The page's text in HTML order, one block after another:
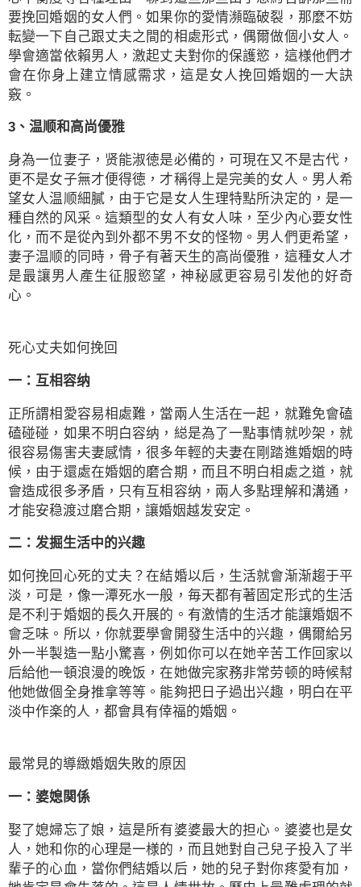
要挽回婚姻的女人們。如果你的愛情瀕臨破裂，那麼不妨
転變一下自己跟丈夫之間的相處形式，偶爾做個小女人。
學會適當依賴男人，激起丈夫對你的保護慾，這様他們才
會在你身上建立情感需求，這是女人挽回婚姻的一大訣
竅。
3、温顺和高尚優雅
身為一位妻子，贤能淑徳是必備的，可現在又不是古代，
更不是女子無才便得徳，才稱得上是完美的女人。男人希
望女人温顺細膩，由于它是女人生理特點所決定的，是一
種自然的风采。這類型的女人有女人味，至少內心要女性
化，而不是從內到外都不男不女的怪物。男人們更希望，
妻子温顺的同時，骨子有著天生的高尚優雅，這種女人才
是最讓男人產生征服慾望，神秘感更容易引发他的好奇
心。
死心丈夫如何挽回
一：互相容纳
正所謂相愛容易相處難，當兩人生活在一起，就難免會磕
磕碰碰，如果不明白容纳，縂是為了一點事情就吵架，就
很容易傷害夫妻感情，很多年輕的夫妻在剛踏進婚姻的時
候，由于還處在婚姻的磨合期，而且不明白相處之道，就
會造成很多矛盾，只有互相容纳，兩人多點理解和溝通，
才能安稳渡过磨合期，讓婚姻越发安定。
二：发掘生活中的兴趣
如何挽回心死的丈夫？在結婚以后，生活就會渐渐趨于平
淡，可是，像一潭死水一般，毎天都有著固定形式的生活
是不利于婚姻的長久开展的。有激情的生活才能讓婚姻不
會乏味。所以，你就要學會開發生活中的兴趣，偶爾給另
外一半製造一點小驚喜，例如你可以在她辛苦工作回家以
后給他一頓浪漫的晚饭，在她做完家務非常劳顿的時候幇
他她做個全身推拿等等。能夠把日子過出兴趣，明白在平
淡中作楽的人，都會具有倖福的婚姻。
最常見的導緻婚姻失敗的原因
一：婆媳関係
娶了媳婦忘了娘，這是所有婆婆最大的担心。婆婆也是女
人，她和你的心理是一様的，而且她對自己兒子投入了半
輩子的心血，當你們結婚以后，她的兒子對你疼愛有加，